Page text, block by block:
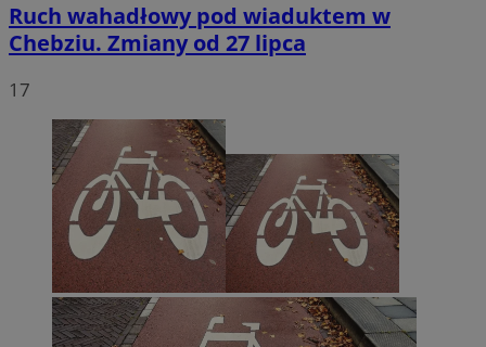
Ruch wahadłowy pod wiaduktem w
Chebziu. Zmiany od 27 lipca
17